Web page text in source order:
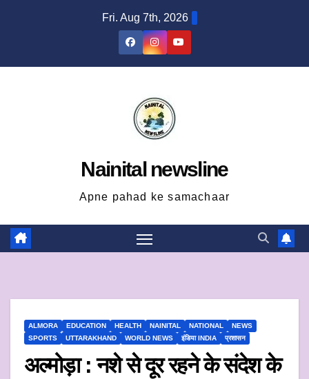
Fri. Aug 7th, 2026
Nainital newsline
Apne pahad ke samachaar
ALMORA EDUCATION HEALTH NAINITAL NATIONAL
NEWS
SPORTS
UTTARAKHAND WORLD NEWS इंडिया INDIA प्रशासन
अल्मोड़ा : नशे से दूर रहने के संदेश के